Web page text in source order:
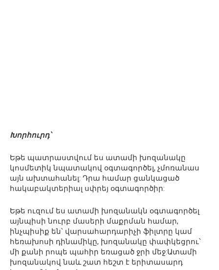
Խորհուրդ՝
Եթե պատրաստվում ես ատամի խոզանակը
կոսմետիկ նպատակով օգտագործել, չմոռանաս
այն ախտահանել: Դրա համար ցանկացած
հակաբակտերիալ սփրեյ օգտագործիր:
Եթե ուզում ես ատամի խոզանակն օգտագործել
այնպիսի նուրբ մասերի մաքրման համար,
ինչպիսիք են՝ վարսահարդարիչի ֆիլտրը կամ
հեռախոսի դինամիկը, խոզանակը փափկեցրու՝
մի քանի րոպե պահիր եռացած ջրի մեջ:Ատամի
խոզանակով նաև շատ հեշտ է երիտասարդ